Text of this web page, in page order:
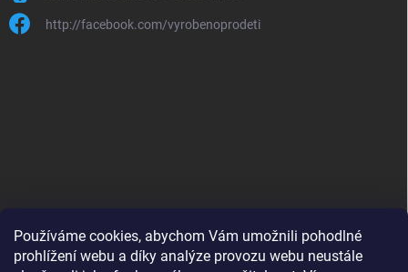
Používáme cookies, abychom Vám umožnili pohodlné
prohlížení webu a díky analýze provozu webu neustále
http://facebook.com/vyrobenoprodeti